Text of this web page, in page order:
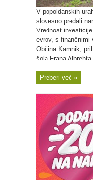
V popoldanskih
slovesno predali
Vrednost
evrov, s finančnimi
Občina Kamnik,
šola Frana
Preberi več »